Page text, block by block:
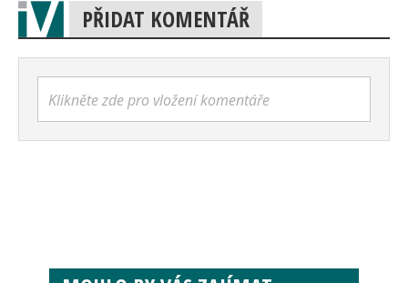
PŘIDAT KOMENTÁŘ
Klikněte zde pro vložení komentáře